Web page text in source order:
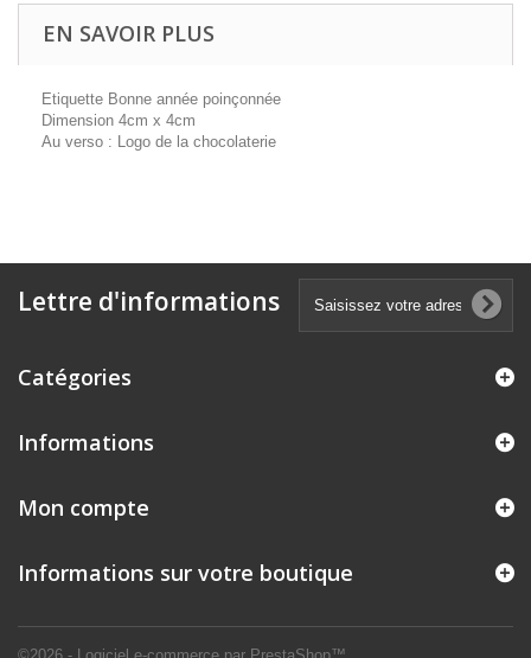
EN SAVOIR PLUS
Etiquette Bonne année poinçonnée
Dimension 4cm x 4cm
Au verso : Logo de la chocolaterie
Lettre d'informations
Catégories
Informations
Mon compte
Informations sur votre boutique